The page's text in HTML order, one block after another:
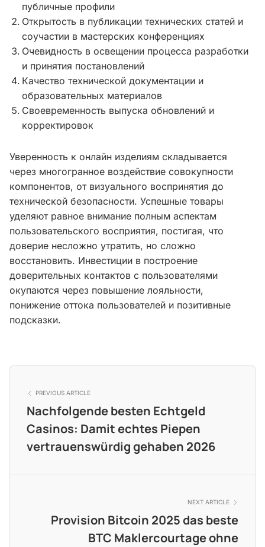
публичные профили
Открытость в публикации технических статей и
соучастии в мастерских конференциях
Очевидность в освещении процесса разработки
и принятия постановлений
Качество технической документации и
образовательных материалов
Своевременность выпуска обновлений и
корректировок
Уверенность к онлайн изделиям складывается
через многогранное воздействие совокупности
компонентов, от визуального воспринятия до
технической безопасности. Успешные товары
уделяют равное внимание полным аспектам
пользовательского восприятия, постигая, что
доверие несложно утратить, но сложно
восстановить. Инвестиции в построение
доверительных контактов с пользователями
окупаются через повышение лояльности,
понижение оттока пользователей и позитивные
подсказки.
PREVIOUS ARTICLE
Nachfolgende besten Echtgeld
Casinos: Damit echtes Piepen
vertrauenswürdig gehaben 2026
NEXT ARTICLE
Provision Bitcoin 2025 das beste
BTC Maklercourtage ohne